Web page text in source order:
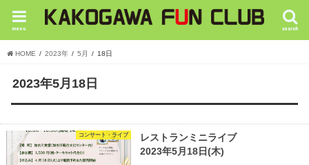
search
menu
HOME 2023年 5月 18日
2023年5月18日
コンサート・ライブ
レストランミニライブ
2023年5月18日(木)